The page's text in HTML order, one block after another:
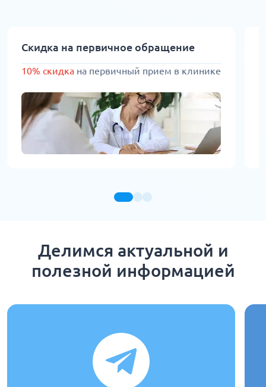
Скидка на первичное обращение
10% скидка на первичный прием в клинике
Делимся актуальной и
полезной информацией